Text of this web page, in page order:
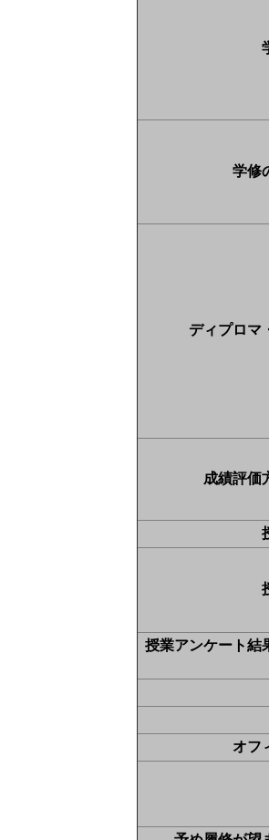
学修
ディプロマ
成績評価
授業アンケート結
オフ